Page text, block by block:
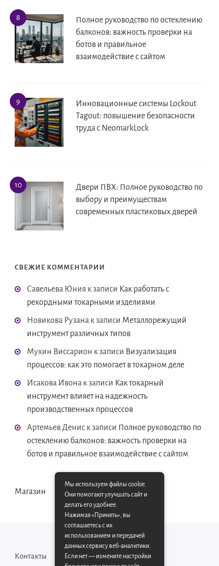
Полное руководство по остеклению
балконов: важность проверки на
ботов и правильное
взаимодействие с сайтом
Инновационные системы Lockout
Tagout: повышение безопасности
труда с NeomarkLock
Двери ПВХ: Полное руководство по
выбору и преимуществам
современных пластиковых дверей
СВЕЖИЕ КОММЕНТАРИИ
Савельева Юния к записи Как работать с
рекордными токарными изделиями
Новикова Рузана к записи Металлорежущий
инструмент различных типов
Мухин Виссарион к записи Визуализация
процессов: как это помогает в токарном деле
Исакова Ивона к записи Как токарный
инструмент влияет на надежность
производственных процессов
Артемьев Денис к записи Полное руководство по
остеклению балконов: важность проверки на
ботов и правильное взаимодействие с сайтом
Магазин
Контакты Карта сайта
Мы используем файлы cookie.
Они помогают улучшать сайт и
делать его удобнее.
Нажимая «Принять», вы
соглашаетесь с их
использованием и передачей
данных сервису веб-аналитики.
Если нет — измените настройки